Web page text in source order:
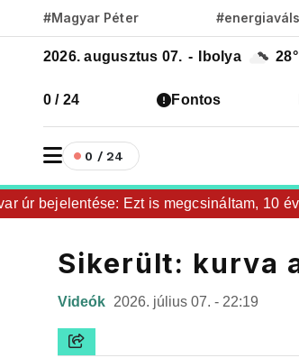
#Magyar Péter
2026. augusztus 07. - Ibolya 28°
0 / 24 Fontos
0 / 24
bejelentése: Ezt is megcsináltam, 10 éve
Sikerült: kurva
Videók 2026. július 07. - 22:19